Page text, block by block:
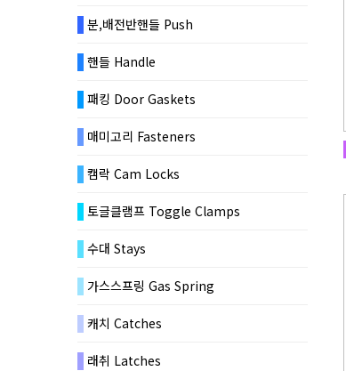
분,배전반핸들 Push
핸들 Handle
패킹 Door Gaskets
매미고리 Fasteners
캠락 Cam Locks
토글클램프 Toggle Clamps
수대 Stays
가스스프링 Gas Spring
캐치 Catches
래취 Latches